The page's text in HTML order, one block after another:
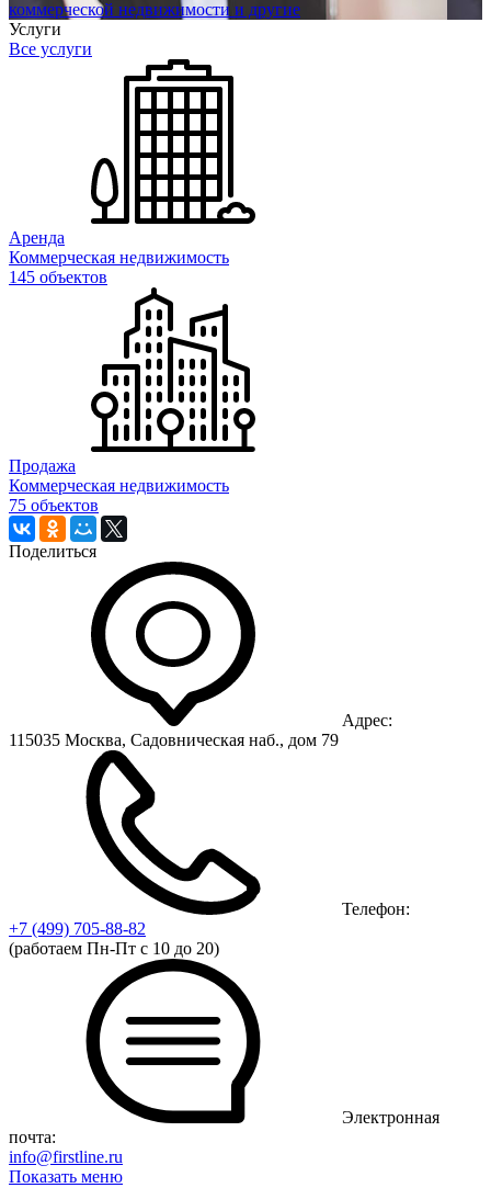
коммерческой недвижимости и другие
Услуги
Все услуги
Аренда
Коммерческая недвижимость
145 объектов
Продажа
Коммерческая недвижимость
75 объектов
Поделиться
Адрес:
115035 Москва, Садовническая наб., дом 79
Телефон:
+7 (499) 705-88-82
(работаем Пн-Пт с 10 до 20)
Электронная
почта:
info@firstline.ru
Показать меню